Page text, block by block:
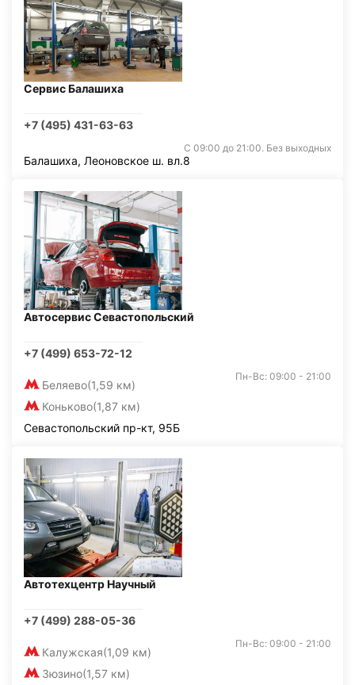
Сервис Балашиха
+7 (495) 431-63-63
С 09:00 до 21:00. Без выходных
Балашиха, Леоновское ш. вл.8
Автосервис Севастопольский
+7 (499) 653-72-12
Беляево(1,59 км)
Коньково(1,87 км)
Пн-Вс: 09:00 - 21:00
Севастопольский пр-кт, 95Б
Автотехцентр Научный
+7 (499) 288-05-36
Калужская(1,09 км)
Зюзино(1,57 км)
Пн-Вс: 09:00 - 21:00